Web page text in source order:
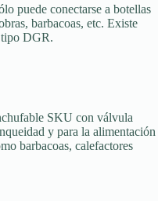
puede conectarse a botellas
barbacoas, etc. Existe
tipo DGR.
SKU con válvula
y para la alimentación
barbacoas, calefactores